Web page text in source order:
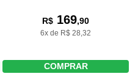
R$ 169,90
6x de R$ 28,32
COMPRAR